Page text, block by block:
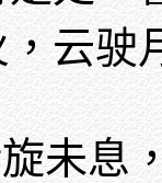
云驶
未息